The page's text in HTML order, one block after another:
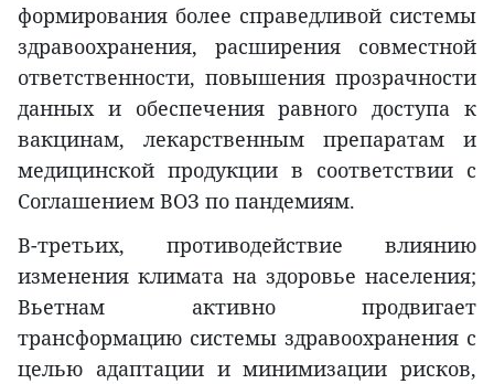
формирования более справедливой системы
здравоохранения, расширения совместной
ответственности, повышения прозрачности
данных и обеспечения равного доступа к
вакцинам, лекарственным препаратам и
медицинской продукции в соответствии с
Соглашением ВОЗ по пандемиям.
В-третьих, противодействие влиянию
изменения климата на здоровье населения;
Вьетнам активно продвигает
трансформацию системы здравоохранения с
целью адаптации и минимизации рисков,